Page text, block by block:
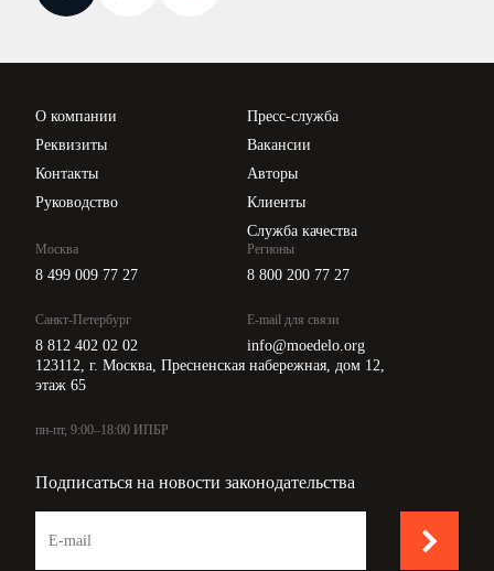
Новости законодательства
О компании
Реквизиты
Контакты
Руководство
Пресс-служба
Вакансии
Авторы
Клиенты
Служба качества
Москва
8 499 009 77 27
Санкт-Петербург
8 812 402 02 02
Регионы
8 800 200 77 27
E-mail для связи
info@moedelo.org
123112, г. Москва, Пресненская набережная, дом 12,
этаж 65
пн-пт, 9:00–18:00 ИПБР
Подписаться на новости законодательства